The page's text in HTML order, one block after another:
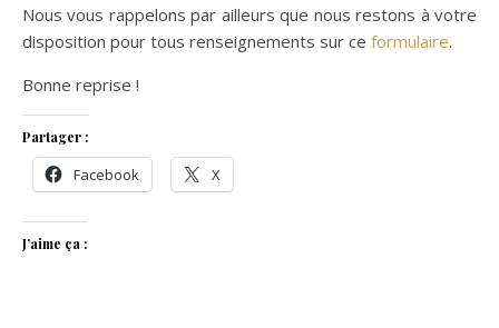
Nous vous rappelons par ailleurs que nous restons à votre
disposition pour tous renseignements sur ce formulaire.
Bonne reprise !
Partager :
Facebook X
J’aime ça :